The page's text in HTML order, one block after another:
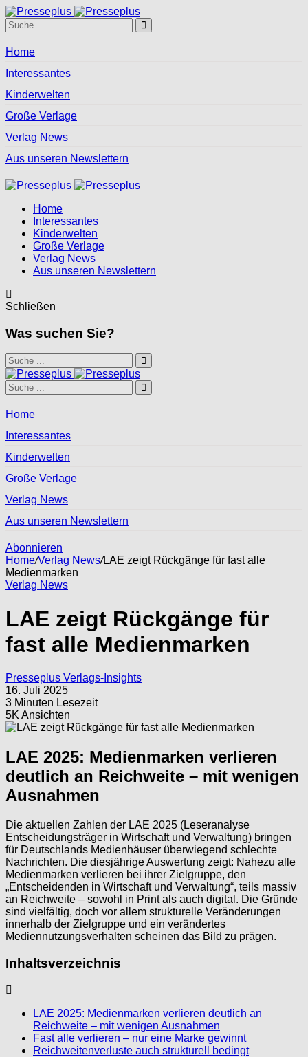
Home
Interessantes
Kinderwelten
Große Verlage
Verlag News
Aus unseren Newslettern
Home
Interessantes
Kinderwelten
Große Verlage
Verlag News
Aus unseren Newslettern
Schließen
Was suchen Sie?
Home
Interessantes
Kinderwelten
Große Verlage
Verlag News
Aus unseren Newslettern
Abonnieren
Home/Verlag News/LAE zeigt Rückgänge für fast alle
Medienmarken
Verlag News
LAE zeigt Rückgänge für
fast alle Medienmarken
Presseplus Verlags-Insights
16. Juli 2025
3 Minuten Lesezeit
5K Ansichten
LAE 2025: Medienmarken verlieren
deutlich an Reichweite – mit wenigen
Ausnahmen
Die aktuellen Zahlen der LAE 2025 (Leseranalyse
Entscheidungsträger in Wirtschaft und Verwaltung) bringen
für Deutschlands Medienhäuser überwiegend schlechte
Nachrichten. Die diesjährige Auswertung zeigt: Nahezu alle
Medienmarken verlieren bei ihrer Zielgruppe, den
„Entscheidenden in Wirtschaft und Verwaltung“, teils massiv
an Reichweite – sowohl in Print als auch digital. Die Gründe
sind vielfältig, doch vor allem strukturelle Veränderungen
innerhalb der Zielgruppe und ein verändertes
Mediennutzungsverhalten scheinen das Bild zu prägen.
Inhaltsverzeichnis
LAE 2025: Medienmarken verlieren deutlich an
Reichweite – mit wenigen Ausnahmen
Fast alle verlieren – nur eine Marke gewinnt
Reichweitenverluste auch strukturell bedingt